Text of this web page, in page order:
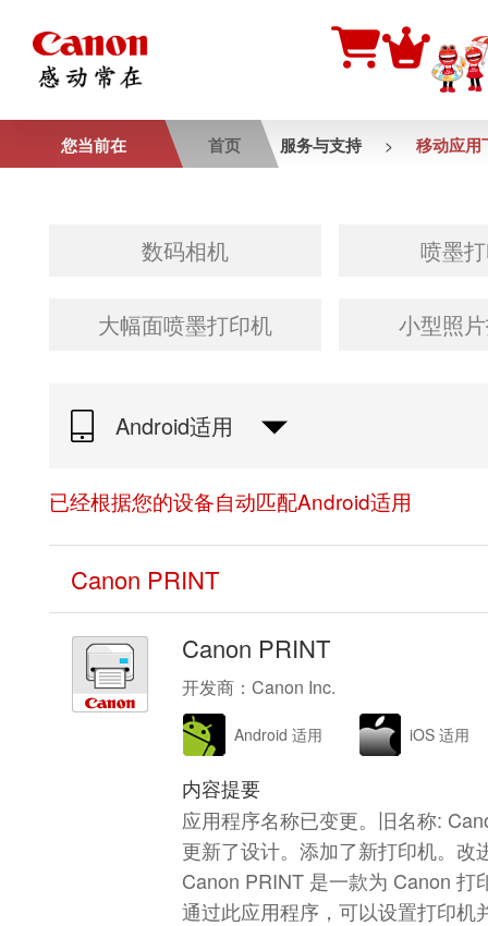
您当前在 首页 服务与支持 > 移动应用
数码相机 喷墨
大幅面喷墨打印机 小型照
Android适用
已经根据您的设备自动匹配Android适用
Canon PRINT
Canon PRINT
开发商：Canon Inc.
Android 适用 iOS 适用
内容提要
应用程序名称已变更。旧名称:
更新了设计。添加了新打印机。改
Canon PRINT 是一款为 Canon 打
通过此应用程序，可以设置打印机